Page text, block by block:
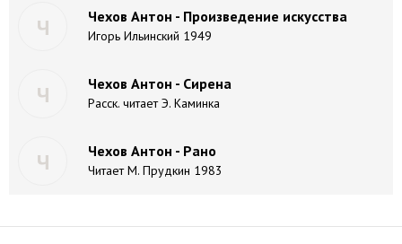
Ч Чехов Антон - Произведение искусства
Игорь Ильинский 1949
Ч Чехов Антон - Сирена
Расск. читает Э. Каминка
Ч Чехов Антон - Рано
Читает М. Прудкин 1983